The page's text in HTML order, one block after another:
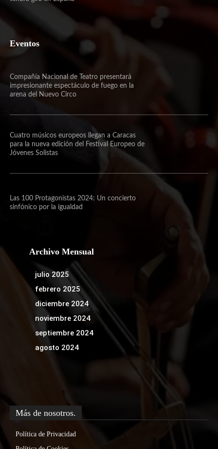
Eventos
Compañía Nacional de Teatro presentará
impresionante espectáculo de fuego en la
arena del Nuevo Circo
Cuatro músicos europeos llegan a Caracas
para la nueva edición del Festival Europeo de
Jóvenes Solistas
Las 100 Protagonistas 2024: Un concierto
sinfónico por la igualdad
Archivo Mensual
julio 2025
febrero 2025
diciembre 2024
noviembre 2024
septiembre 2024
agosto 2024
Más de nosotros.
Política de Privacidad